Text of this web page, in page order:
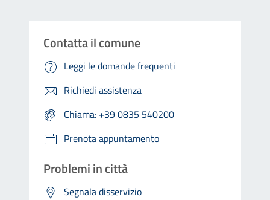
Contatta il comune
Leggi le domande frequenti
Richiedi assistenza
Chiama: +39 0835 540200
Prenota appuntamento
Problemi in città
Segnala disservizio